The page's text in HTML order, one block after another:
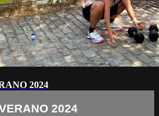
2024
2024